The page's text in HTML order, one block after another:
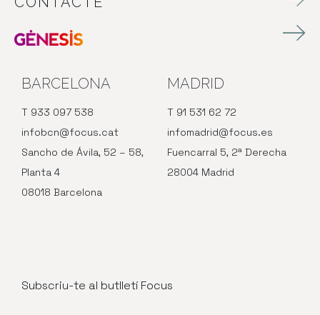
BARCELONA
T 933 097 538
infobcn@focus.cat
Sancho de Ávila, 52 – 58,
Planta 4
08018 Barcelona
MADRID
T 91 531 62 72
infomadrid@focus.es
Fuencarral 5, 2ª Derecha
28004 Madrid
Subscriu-te al butlletí Focus